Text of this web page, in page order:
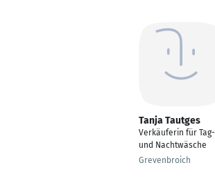
Tanja Tautges
Verkäuferin für Tag-
und Nachtwäsche
Grevenbroich